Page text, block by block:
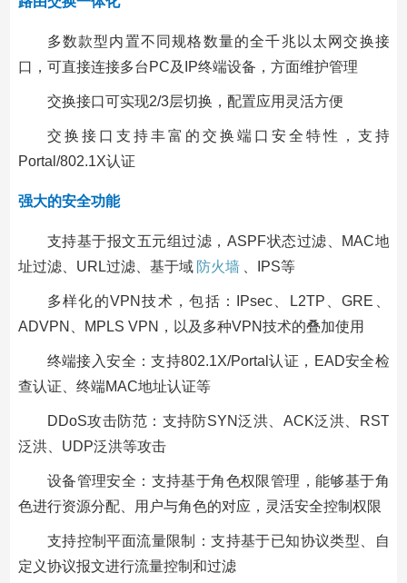
多数款型内置不同规格数量的全千兆以太网交换接
口，可直接连接多台PC及IP终端设备，方面维护管理
交换接口可实现2/3层切换，配置应用灵活方便
交换接口支持丰富的交换端口安全特性，支持
Portal/802.1X认证
强大的安全功能
支持基于报文五元组过滤，ASPF状态过滤、MAC地
址过滤、URL过滤、基于域 防火墙 、IPS等
多样化的VPN技术，包括：IPsec、L2TP、GRE、
ADVPN、MPLS VPN，以及多种VPN技术的叠加使用
终端接入安全：支持802.1X/Portal认证，EAD安全检
查认证、终端MAC地址认证等
DDoS攻击防范：支持防SYN泛洪、ACK泛洪、RST
泛洪、UDP泛洪等攻击
设备管理安全：支持基于角色权限管理，能够基于角
色进行资源分配、用户与角色的对应，灵活安全控制权限
支持控制平面流量限制：支持基于已知协议类型、自
定义协议报文进行流量控制和过滤